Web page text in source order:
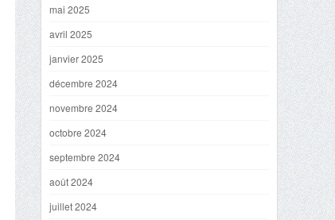
mai 2025
avril 2025
janvier 2025
décembre 2024
novembre 2024
octobre 2024
septembre 2024
août 2024
juillet 2024